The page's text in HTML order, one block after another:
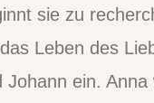
sie zu
Leben des
Johann ein. Anna